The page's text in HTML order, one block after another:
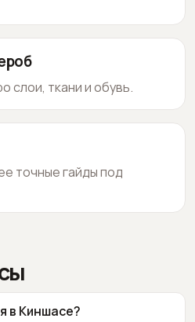
слои, ткани и обувь.
точные гайды под
в Киншасе?